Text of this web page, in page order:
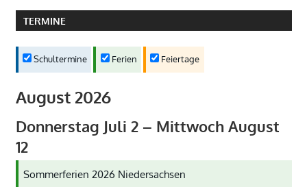
TERMINE
Schultermine Ferien Feiertage
August 2026
Donnerstag Juli 2– Mittwoch August
12
Sommerferien 2026 Niedersachsen